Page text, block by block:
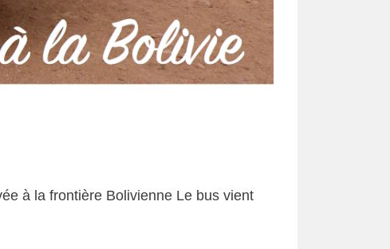
à la frontière Bolivienne Le bus vient